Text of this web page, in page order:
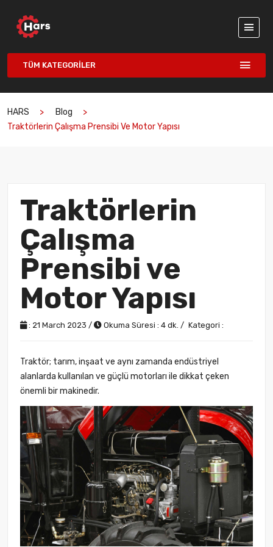
TÜM KATEGORILER
HARS
Blog
Traktörlerin Çalışma Prensibi Ve Motor Yapısı
Traktörlerin
Çalışma
Prensibi ve
Motor Yapısı
: 21 March 2023 / Okuma Süresi : 4 dk. / Kategori :
Traktör; tarım, inşaat ve aynı zamanda endüstriyel
alanlarda kullanılan ve güçlü motorları ile dikkat çeken
önemli bir makinedir.